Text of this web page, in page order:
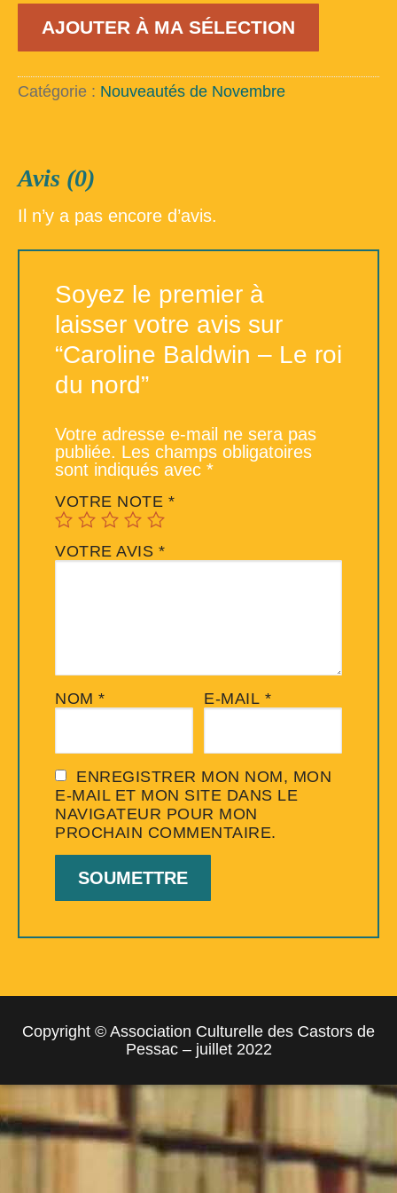
Caroline
-
Le
AJOUTER À MA SÉLECTION
Catégorie : Nouveautés de Novembre
Avis (0)
Il n’y a pas encore d’avis.
Soyez le premier à
laisser votre avis sur
“Caroline Baldwin – Le roi
du nord”
Votre adresse e-mail ne sera pas
publiée. Les champs obligatoires
sont indiqués avec *
VOTRE NOTE *
VOTRE AVIS *
NOM * E-MAIL *
ENREGISTRER MON NOM, MON
E-MAIL ET MON SITE DANS LE
NAVIGATEUR POUR MON
PROCHAIN COMMENTAIRE.
Copyright © Association Culturelle des Castors de
Pessac – juillet 2022